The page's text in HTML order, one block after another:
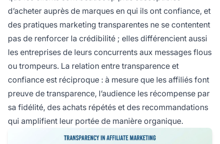
d’acheter auprès de marques en qui ils ont confiance, et
des pratiques marketing transparentes ne se contentent
pas de renforcer la crédibilité ; elles différencient aussi
les entreprises de leurs concurrents aux messages flous
ou trompeurs. La relation entre transparence et
confiance est réciproque : à mesure que les affiliés font
preuve de transparence, l’audience les récompense par
sa fidélité, des achats répétés et des recommandations
qui amplifient leur portée de manière organique.